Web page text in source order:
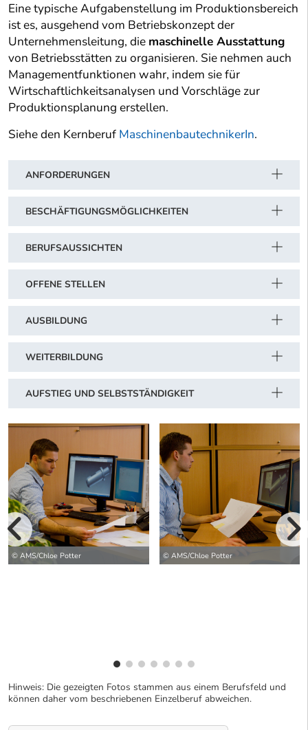
Eine typische Aufgabenstellung im Produktionsbereich
ist es, ausgehend vom Betriebskonzept der
Unternehmensleitung, die maschinelle Ausstattung
von Betriebsstätten zu organisieren. Sie nehmen auch
Managementfunktionen wahr, indem sie für
Wirtschaftlichkeitsanalysen und Vorschläge zur
Produktionsplanung erstellen.
Siehe den Kernberuf MaschinenbautechnikerIn.
ANFORDERUNGEN
BESCHÄFTIGUNGSMÖGLICHKEITEN
BERUFSAUSSICHTEN
OFFENE STELLEN
AUSBILDUNG
WEITERBILDUNG
AUFSTIEG UND SELBSTSTÄNDIGKEIT
© AMS/Chloe Potter © AMS/Chloe Potter
Hinweis: Die gezeigten Fotos stammen aus einem Berufsfeld und
können daher vom beschriebenen Einzelberuf abweichen.